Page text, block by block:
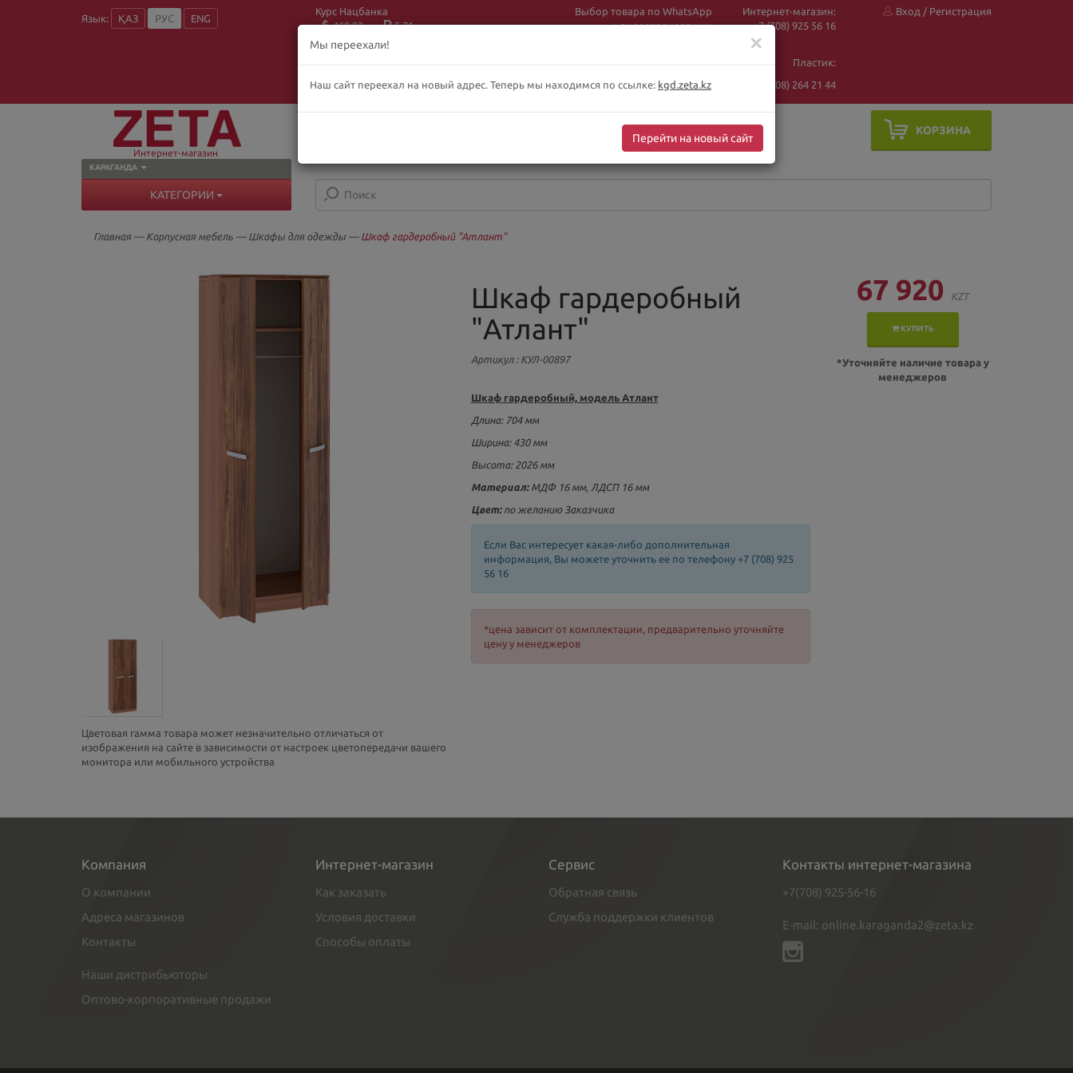
Язык: ҚАЗ РУС ENG
Курс Нацбанка
469.93
5.71
Выбор товара по WhatsApp
+ видеотрансляции:
Интернет-магазин:
+7 (708) 925 56 16
Пластик:
+7 (708) 264 21 44
Вход / Регистрация
КАРАГАНДА
Интернет-магазин
КОРЗИНА
КАТЕГОРИИ
Главная — Корпусная мебель — Шкафы для одежды — Шкаф гардеробный "Атлант"
Цветовая гамма товара может незначительно отличаться от
изображения на сайте в зависимости от настроек цветопередачи вашего
монитора или мобильного устройства
67 920 KZT
КУПИТЬ
*Уточняйте наличие товара у
менеджеров
Шкаф гардеробный
"Атлант"
Артикул: КУЛ-00897
Шкаф гардеробный, модель Атлант
Длина: 704 мм
Ширина: 430 мм
Высота:2026 мм
Материал: МДФ 16 мм, ЛДСП 16 мм
Цвет: по желанию Заказчика
Если Вас интересует какая-либо дополнительная
информация, Вы можете уточнить ее по телефону +7 (708) 925
56 16
*цена зависит от комплектации, предварительно уточняйте
цену у менеджеров
Компания
О компании
Адреса магазинов
Контакты
Наши дистрибьюторы
Оптово-корпоративные продажи
Интернет-магазин
Как заказать
Условия доставки
Способы оплаты
Сервис
Обратная связь
Служба поддержки клиентов
Контакты интернет-магазина
+7(708) 925-56-16
E-mail: online.karaganda2@zeta.kz
✕
Мы переехали!
Наш сайт переехал на новый адрес. Теперь мы находимся по ссылке: kgd.zeta.kz
Перейти на новый сайт